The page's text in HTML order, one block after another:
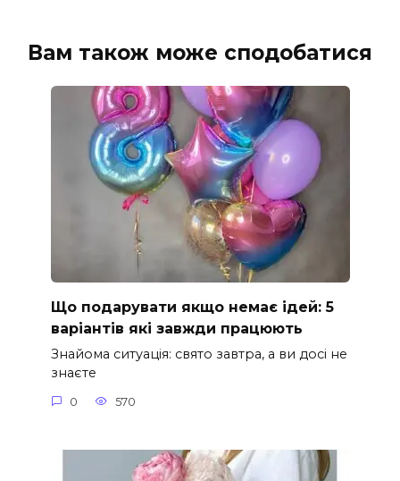
Вам також може сподобатися
Що подарувати якщо немає ідей: 5
варіантів які завжди працюють
Знайома ситуація: свято завтра, а ви досі не
знаєте
0 570